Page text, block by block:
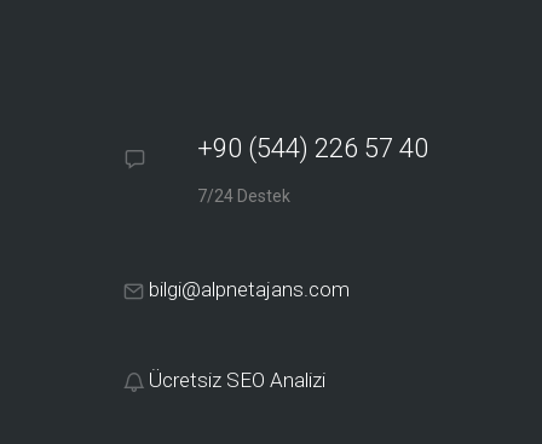
+90 (544) 226 57 40
7/24 Destek
bilgi@alpnetajans.com
Ücretsiz SEO Analizi